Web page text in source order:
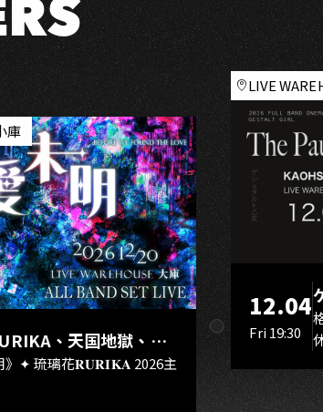
庫
、天国地獄、終
、DUALIA、無我夢
マイル（O.A.）
》✦ 琉璃花𝐑𝐔𝐑𝐈𝐊𝐀 2026主
LIVE
12.04
Fri 19:30